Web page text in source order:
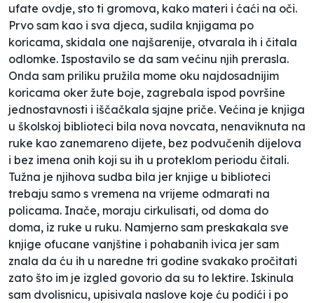
ufate ovdje, sto ti gromova, kako materi i ćaći na oči.
Prvo sam kao i sva djeca, sudila knjigama po
koricama, skidala one najšarenije, otvarala ih i čitala
odlomke. Ispostavilo se da sam većinu njih prerasla.
Onda sam priliku pružila mome oku najdosadnijim
koricama oker žute boje, zagrebala ispod površine
jednostavnosti i iščačkala sjajne priče. Većina je knjiga
u školskoj biblioteci bila nova novcata, nenaviknuta na
ruke kao zanemareno dijete, bez podvučenih dijelova
i bez imena onih koji su ih u proteklom periodu čitali.
Tužna je njihova sudba bila jer knjige u biblioteci
trebaju samo s vremena na vrijeme odmarati na
policama. Inače, moraju cirkulisati, od doma do
doma, iz ruke u ruku. Namjerno sam preskakala sve
knjige ofucane vanjštine i pohabanih ivica jer sam
znala da ću ih u naredne tri godine svakako pročitati
zato što im je izgled govorio da su to lektire. Iskinula
sam dvolisnicu, upisivala naslove koje ću podići i po